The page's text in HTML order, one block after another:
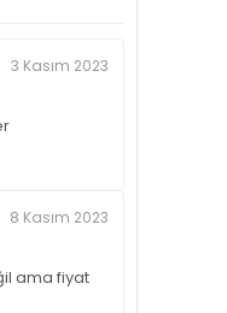
3 Kasım 2023
8 Kasım 2023
ama fiyat